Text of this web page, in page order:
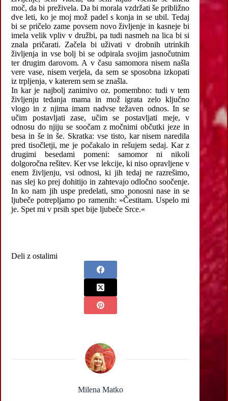
moč, da bi preživela. Da bi morala vzdržati še približno
dve leti, ko je moj mož padel s konja in se ubil. Tedaj
bi se pričelo zame povsem novo življenje in kasneje bi
imela velik vpliv v družbi, pa tudi nasmeh na lica bi si
znala pričarati. Začela bi uživati v drobnih utrinkih
življenja in vse bolj bi se odpirala svojim jasnočutnim
ter drugim darovom. A v času samomora nisem našla
vere vase, nisem verjela, da sem se sposobna izkopati
iz trpljenja, v katerem sem se znašla.
In kar je najbolj zanimivo oz. pomembno: tudi v tem
življenju tedanja mama in mož igrata zelo ključno
vlogo in z njima imam nadvse težaven odnos. In se
učim postavljati zase, učim se postavljati meje, v
odnosu do njiju se soočam z močnimi občutki jeze in
besa in še in še. Skratka: vse tisto, kar nisem naredila
pred tisočletji, me je počakalo in rešujem sedaj. Kar z
drugimi besedami pomeni: samomor ni nikoli
dolgoročna rešitev. Ker vse lekcije, ki niso opravljene v
enem življenju, vsi odnosi, ki jih tedaj ne razrešimo,
nas slej ko prej dohitijo in zahtevajo odločno soočenje.
In ko nam jih uspe predelati, smo ponosni nase in se
ljubeče potrepljamo po ramenih: »Čestitam. Uspelo mi
je. Spet mi v prsih spet bije ljubeče Srce.«
Deli z ostalimi
Milena Matko